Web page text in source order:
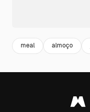
meal almoço